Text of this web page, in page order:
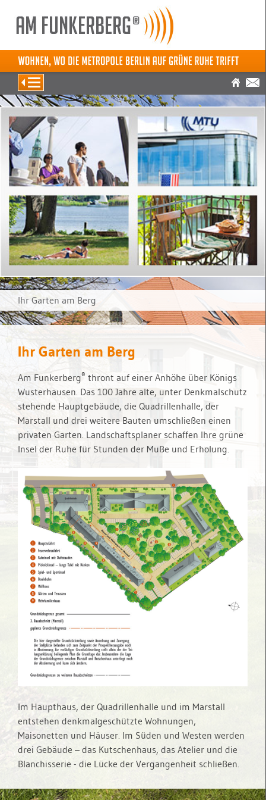
Ihr Garten am Berg
Ihr Garten am Berg
Am Funkerberg® thront auf einer Anhöhe über Königs
Wusterhausen. Das 100 Jahre alte, unter Denkmalschutz
stehende Hauptgebäude, die Quadrillenhalle, der
Marstall und drei weitere Bauten umschließen einen
privaten Garten. Landschaftsplaner schaffen Ihre grüne
Insel der Ruhe für Stunden der Muße und Erholung.
Im Haupthaus, der Quadrillenhalle und im Marstall
entstehen denkmalgeschützte Wohnungen,
Maisonetten und Häuser. Im Süden und Westen werden
drei Gebäude – das Kutschenhaus, das Atelier und die
Blanchisserie - die Lücke der Vergangenheit schließen.